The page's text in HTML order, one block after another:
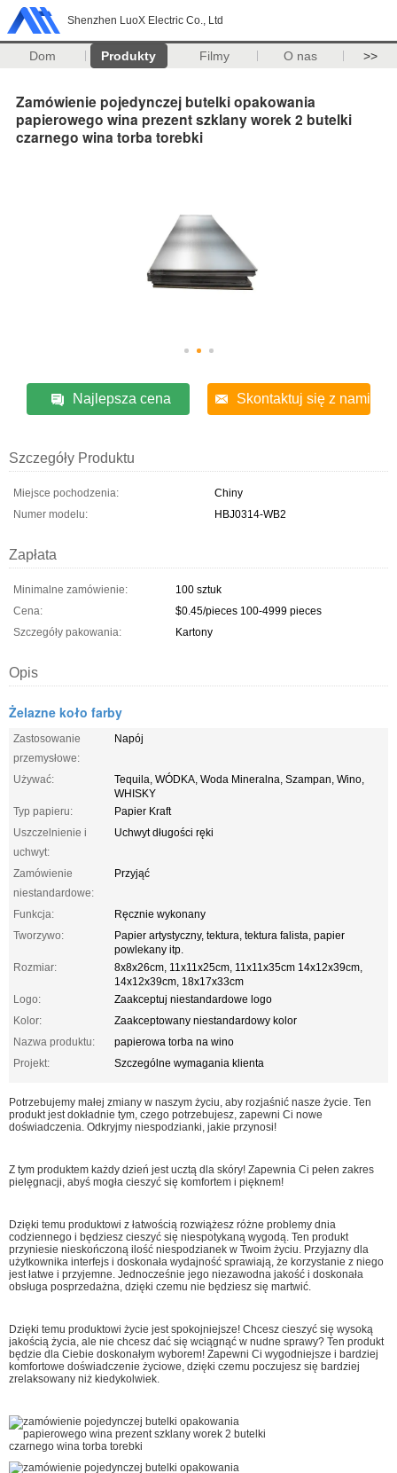
Shenzhen LuoX Electric Co., Ltd
Dom Produkty Filmy O nas >>
Zamówienie pojedynczej butelki opakowania
papierowego wina prezent szklany worek 2 butelki
czarnego wina torba torebki
Najlepsza cena Skontaktuj się z nami
Szczegóły Produktu
Miejsce pochodzenia:
Chiny
Numer modelu:
HBJ0314-WB2
Zapłata
Minimalne zamówienie:
100 sztuk
Cena:
$0.45/pieces 100-4999 pieces
Szczegóły pakowania:
Kartony
Opis
Żelazne koło farby
Zastosowanie
przemysłowe:
Napój
Używać:
Tequila, WÓDKA, Woda Mineralna, Szampan, Wino,
WHISKY
Typ papieru:
Papier Kraft
Uszczelnienie i
uchwyt:
Uchwyt długości ręki
Zamówienie
niestandardowe:
Przyjąć
Funkcja:
Ręcznie wykonany
Tworzywo:
Papier artystyczny, tektura, tektura falista, papier
powlekany itp.
Rozmiar:
8x8x26cm, 11x11x25cm, 11x11x35cm 14x12x39cm,
14x12x39cm, 18x17x33cm
Logo:
Zaakceptuj niestandardowe logo
Kolor:
Zaakceptowany niestandardowy kolor
Nazwa produktu:
papierowa torba na wino
Projekt:
Szczególne wymagania klienta
Potrzebujemy małej zmiany w naszym życiu, aby rozjaśnić nasze życie. Ten
produkt jest dokładnie tym, czego potrzebujesz, zapewni Ci nowe
doświadczenia. Odkryjmy niespodzianki, jakie przynosi!
Z tym produktem każdy dzień jest ucztą dla skóry! Zapewnia Ci pełen zakres
pielęgnacji, abyś mogła cieszyć się komfortem i pięknem!
Dzięki temu produktowi z łatwością rozwiążesz różne problemy dnia
codziennego i będziesz cieszyć się niespotykaną wygodą. Ten produkt
przyniesie nieskończoną ilość niespodzianek w Twoim życiu. Przyjazny dla
użytkownika interfejs i doskonała wydajność sprawiają, że korzystanie z niego
jest łatwe i przyjemne. Jednocześnie jego niezawodna jakość i doskonała
obsługa posprzedażna, dzięki czemu nie będziesz się martwić.
Dzięki temu produktowi życie jest spokojniejsze! Chcesz cieszyć się wysoką
jakością życia, ale nie chcesz dać się wciągnąć w nudne sprawy? Ten produkt
będzie dla Ciebie doskonałym wyborem! Zapewni Ci wygodniejsze i bardziej
komfortowe doświadczenie życiowe, dzięki czemu poczujesz się bardziej
zrelaksowany niż kiedykolwiek.